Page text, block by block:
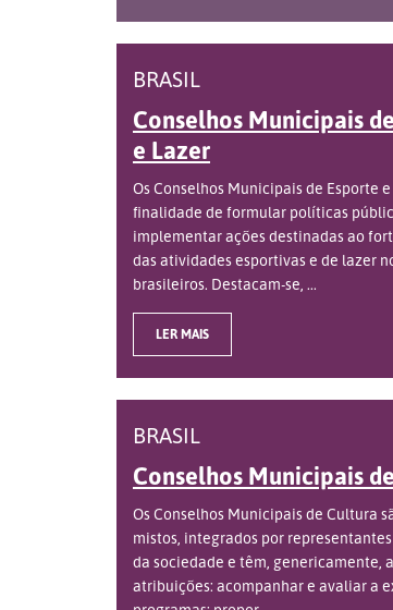
BRASIL
Conselhos Municipais
e Lazer
Os Conselhos Municipais de Esporte
finalidade de formular políticas
implementar ações destinadas ao
das atividades esportivas e de lazer
brasileiros. Destacam-se, ...
LER MAIS
BRASIL
Conselhos Municipais
Os Conselhos Municipais de Cultura
mistos, integrados por
da sociedade e têm, genericamente,
atribuições: acompanhar e avaliar a